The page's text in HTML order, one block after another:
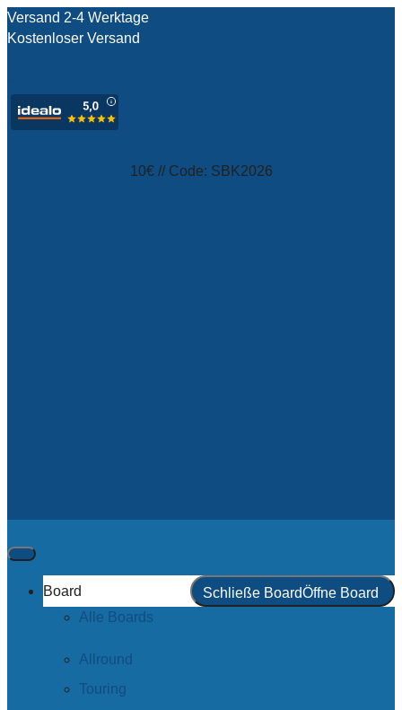
Versand 2-4 Werktage
Kostenloser Versand
10€ // Code: SBK2026
Board Schließe BoardÖffne Board
Alle Boards
Allround
Touring